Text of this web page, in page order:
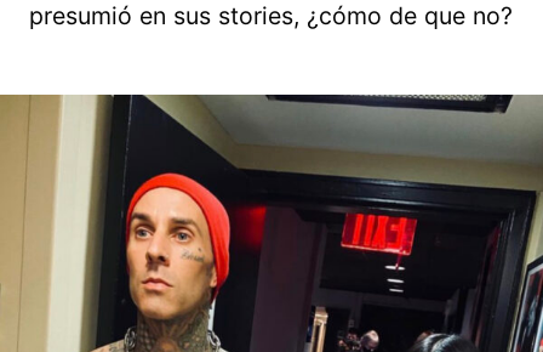
presumió en sus stories, ¿cómo de que no?